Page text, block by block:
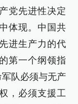
党先进性决定
体现。中国共
进生产力的代
第一个纲领指
队必须与无产
，必须支援工